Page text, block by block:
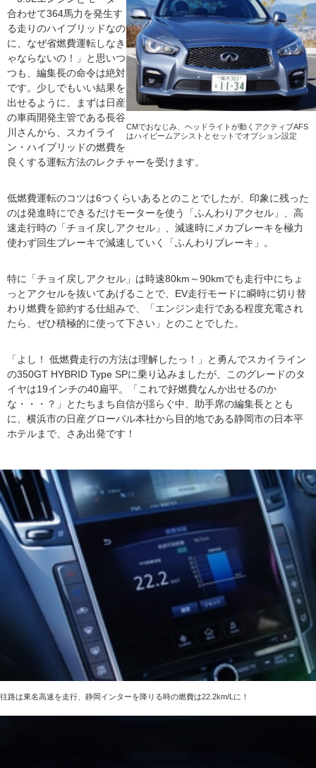
CMでおなじみ、ヘッドライトが動くアクティブAFS
はハイビームアシストとセットでオプション設定
合わせて364馬力を発生す
る走りのハイブリッドなの
に、なぜ省燃費運転しなき
ゃならないの！」と思いつ
つも、編集長の命令は絶対
です。少しでもいい結果を
出せるように、まずは日産
の車両開発主管である長谷
川さんから、スカイライ
ン・ハイブリッドの燃費を
良くする運転方法のレクチャーを受けます。
低燃費運転のコツは6つくらいあるとのことでしたが、印象に残った
のは発進時にできるだけモーターを使う「ふんわりアクセル」、高
速走行時の「チョイ戻しアクセル」、減速時にメカブレーキを極力
使わず回生ブレーキで減速していく「ふんわりブレーキ」。
特に「チョイ戻しアクセル」は時速80km～90kmでも走行中にちょ
っとアクセルを抜いてあげることで、EV走行モードに瞬時に切り替
わり燃費を節約する仕組みで、「エンジン走行である程度充電され
たら、ぜひ積極的に使って下さい」とのことでした。
「よし！ 低燃費走行の方法は理解したっ！」と勇んでスカイライン
の350GT HYBRID Type SPに乗り込みましたが、このグレードのタ
イヤは19インチの40扁平。「これで好燃費なんか出せるのか
な・・・？」とたちまち自信が揺らぐ中、助手席の編集長ととも
に、横浜市の日産グローバル本社から目的地である静岡市の日本平
ホテルまで、さあ出発です！
往路は東名高速を走行、静岡インターを降りる時の燃費は22.2km/Lに！